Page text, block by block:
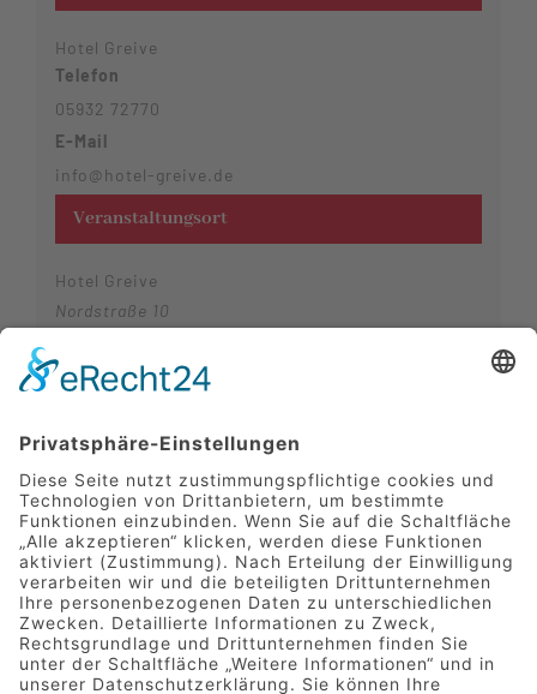
Veranstaltungsort
Hotel Greive
Nordstraße 10
Telefon
Hotel Greive
Telefon
05932 72770
E-Mail
info@hotel-greive.de